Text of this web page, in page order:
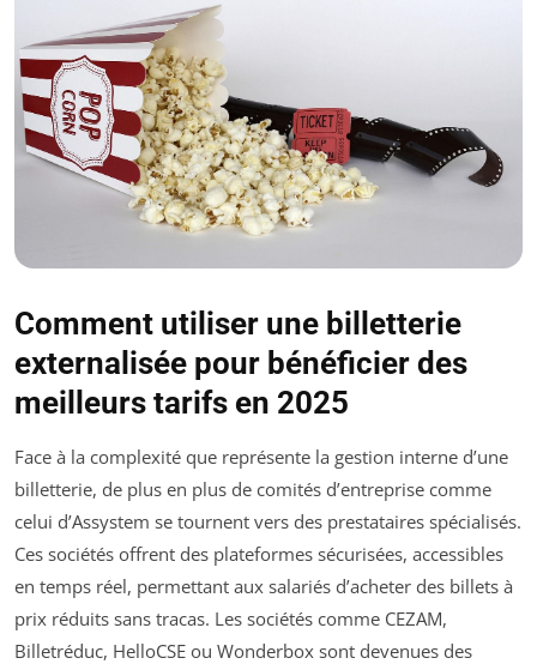
Comment utiliser une billetterie
externalisée pour bénéficier des
meilleurs tarifs en 2025
Face à la complexité que représente la gestion interne d’une
billetterie, de plus en plus de comités d’entreprise comme
celui d’Assystem se tournent vers des prestataires spécialisés.
Ces sociétés offrent des plateformes sécurisées, accessibles
en temps réel, permettant aux salariés d’acheter des billets à
prix réduits sans tracas. Les sociétés comme CEZAM,
Billetréduc, HelloCSE ou Wonderbox sont devenues des